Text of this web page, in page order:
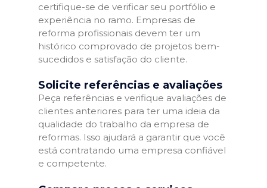
certifique-se de verificar seu portfólio e
experiência no ramo. Empresas de
reforma profissionais devem ter um
histórico comprovado de projetos bem-
sucedidos e satisfação do cliente.
Solicite referências e avaliações
Peça referências e verifique avaliações de
clientes anteriores para ter uma ideia da
qualidade do trabalho da empresa de
reformas. Isso ajudará a garantir que você
está contratando uma empresa confiável
e competente.